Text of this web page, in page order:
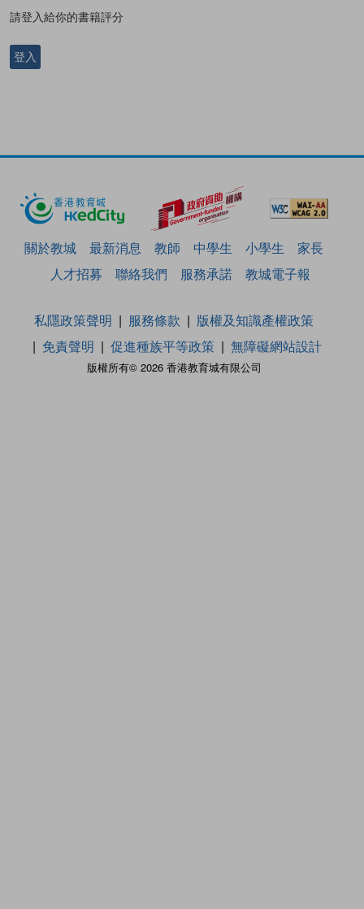
請登入給你的書籍評分
登入
關於教城 最新消息 教師 中學生 小學生
家長
人才招募
聯絡我們 服務承諾 教城電子報
版權所有© 2026 香港教育城有限公司
私隱政策聲明 服務條款
版權及知識產權政策
免責聲明
促進種族平等政策 無障礙網站設計